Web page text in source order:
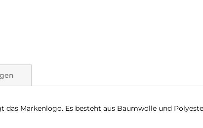
das Markenlogo. Es besteht aus Baumwolle und